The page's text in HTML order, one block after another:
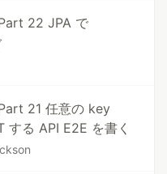
22 JPA で
21 任意の key
る API E2E を書く